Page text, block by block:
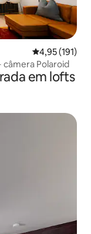
4,95 de uma
4,95 (191)
câmera Polaroid
em lofts